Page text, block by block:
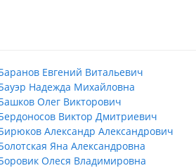
Евгений Витальевич
Надежда Михайловна
Олег Викторович
Виктор Дмитриевич
Александр Александрович
Яна Александровна
Олеся Владимировна